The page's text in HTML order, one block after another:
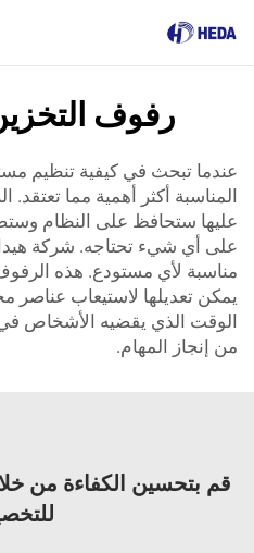
رفوف
عندما تبحث في كيفية تنظيم
المناسبة أكثر أهمية مما تعتقد.
عليها ستحافظ على النظام
على أي شيء تحتاجه. شركة
مناسبة لأي مستودع. هذه
يمكن تعديلها لاستيعاب عناصر
الوقت الذي يقضيه الأشخاص في
من إنجاز المهام.
قم بتحسين الكفاءة من